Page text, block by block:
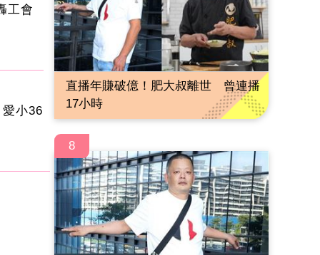
工會
小36
直播年賺破億！肥大叔離世 曾連播
17小時
8